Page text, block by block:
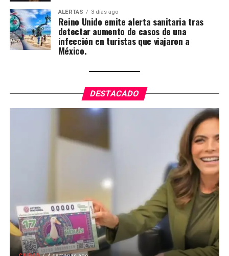
ALERTAS 3 días ago
Reino Unido emite alerta sanitaria tras
detectar aumento de casos de una
infección en turistas que viajaron a
México.
DESTACADO